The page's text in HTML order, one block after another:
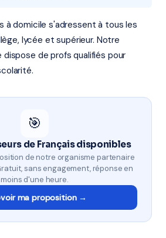
à domicile s'adressent à tous les
lycée et supérieur. Notre
dispose de profs qualifiés pour
🎯
de Français disponibles
de notre organisme partenaire
sans engagement, réponse en
moins d'une heure.
ma proposition →